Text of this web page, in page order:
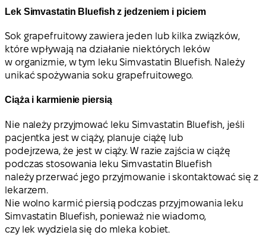
Lek Simvastatin Bluefish z jedzeniem i piciem
Sok grapefruitowy zawiera jeden lub kilka związków,
które wpływają na działanie niektórych leków
w organizmie, w tym leku Simvastatin Bluefish. Należy
unikać spożywania soku grapefruitowego.
Ciąża i karmienie piersią
Nie należy przyjmować leku Simvastatin Bluefish, jeśli
pacjentka jest w ciąży, planuje ciążę lub
podejrzewa, że jest w ciąży. W razie zajścia w ciążę
podczas stosowania leku Simvastatin Bluefish
należy przerwać jego przyjmowanie i skontaktować się z
lekarzem.
Nie wolno karmić piersią podczas przyjmowania leku
Simvastatin Bluefish, ponieważ nie wiadomo,
czy lek wydziela się do mleka kobiet.